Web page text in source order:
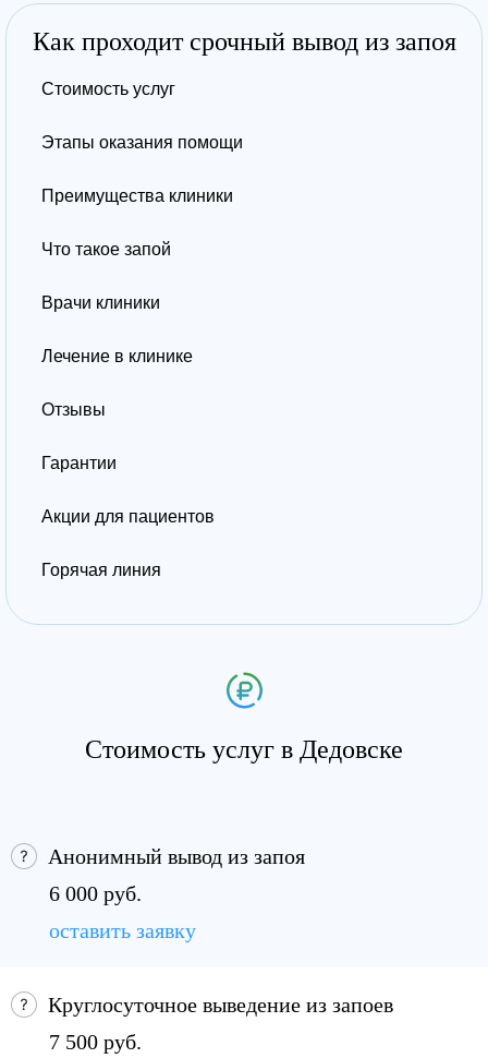
Как проходит срочный вывод из запоя
Стоимость услуг
Этапы оказания помощи
Преимущества клиники
Что такое запой
Врачи клиники
Лечение в клинике
Отзывы
Гарантии
Акции для пациентов
Горячая линия
Стоимость услуг в Дедовске
Анонимный вывод из запоя
6 000 руб.
оставить заявку
Круглосуточное выведение из запоев
7 500 руб.